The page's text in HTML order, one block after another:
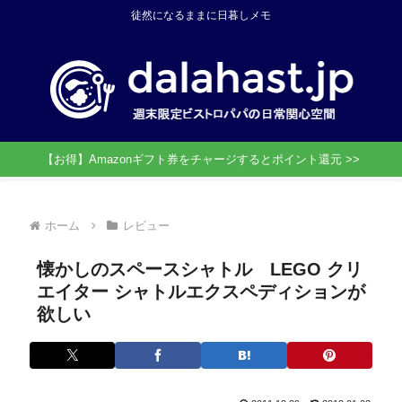
徒然になるままに日暮しメモ
【お得】Amazonギフト券をチャージするとポイント還元 >>
ホーム レビュー
懐かしのスペースシャトル LEGO クリ
エイター シャトルエクスペディションが
欲しい